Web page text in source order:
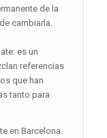
de la
cambiarla.
es un
referencias
que han
tanto para
en Barcelona.